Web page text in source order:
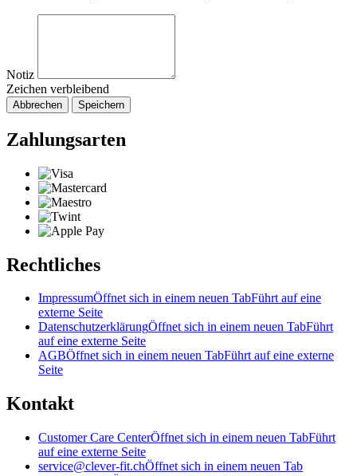
Notiz
Zeichen verbleibend
Abbrechen Speichern
Zahlungsarten
Rechtliches
ImpressumÖffnet sich in einem neuen TabFührt auf eine
externe Seite
DatenschutzerklärungÖffnet sich in einem neuen TabFührt
auf eine externe Seite
AGBÖffnet sich in einem neuen TabFührt auf eine externe
Seite
Kontakt
Customer Care CenterÖffnet sich in einem neuen TabFührt
auf eine externe Seite
service@clever-fit.chÖffnet sich in einem neuen Tab